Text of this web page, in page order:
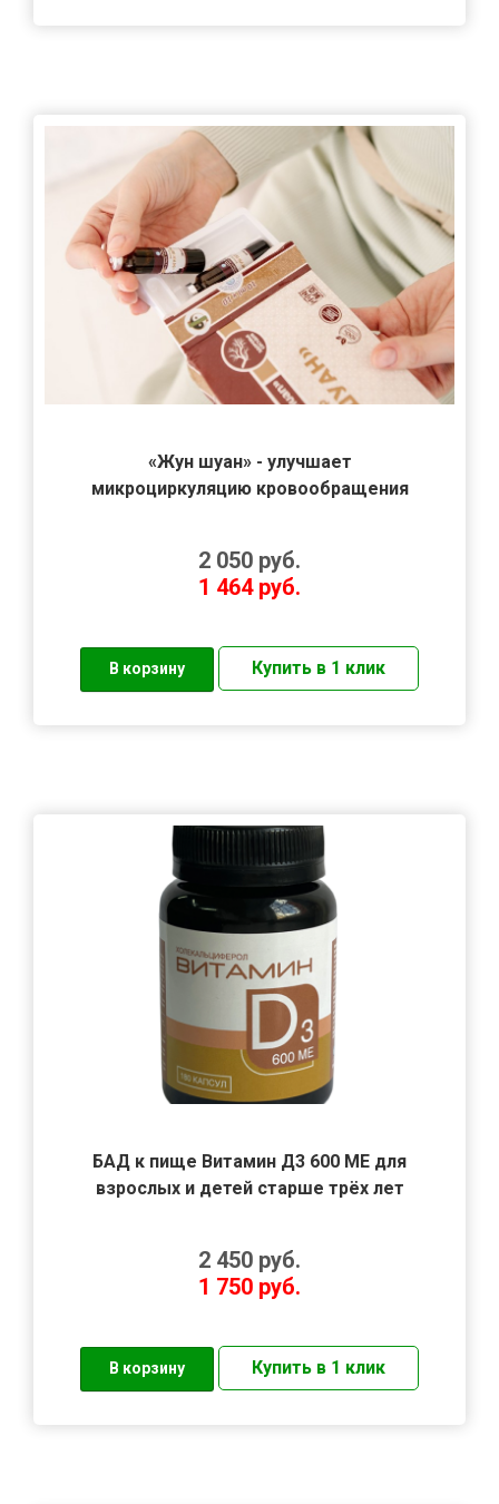
«Жун шуан» - улучшает
микроциркуляцию кровообращения
2 050 руб.
1 464 руб.
БАД к пище Витамин Д3 600 МЕ для
взрослых и детей старше трёх лет
2 450 руб.
1 750 руб.